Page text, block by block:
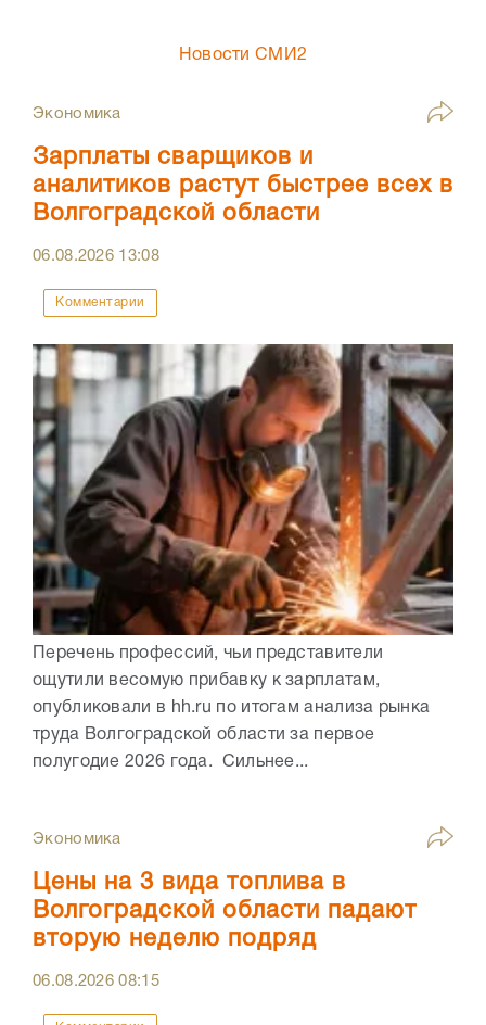
Новости СМИ2
Экономика
Зарплаты сварщиков и
аналитиков растут быстрее всех в
Волгоградской области
06.08.2026 13:08
Комментарии
Перечень профессий, чьи представители
ощутили весомую прибавку к зарплатам,
опубликовали в hh.ru по итогам анализа рынка
труда Волгоградской области за первое
полугодие 2026 года. Сильнее...
Экономика
Цены на 3 вида топлива в
Волгоградской области падают
вторую неделю подряд
06.08.202608:15